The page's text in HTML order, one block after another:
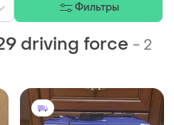
driving force - 2
Фильтры